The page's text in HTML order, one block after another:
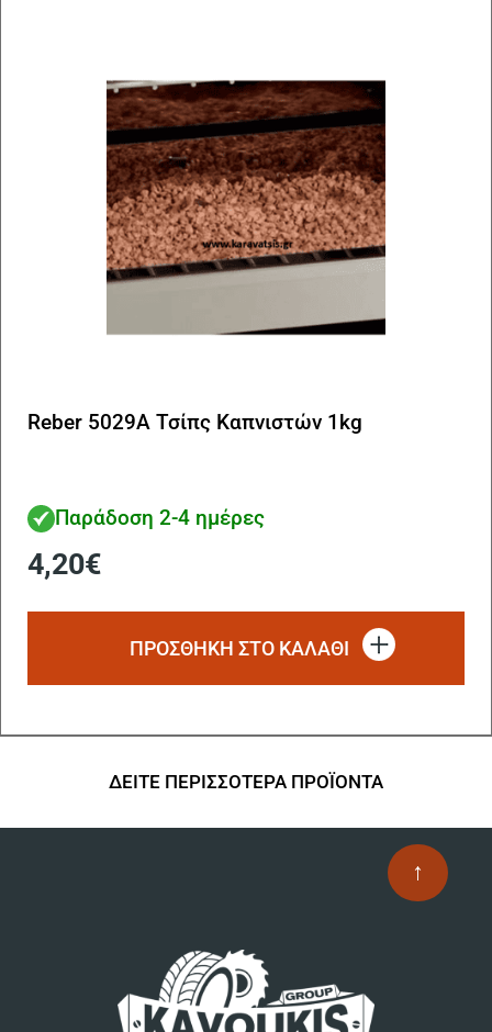
Reber 5029A Τσίπς Kαπνιστών 1kg
Παράδοση 2-4 ημέρες
4,20€
ΠΡΟΣΘΗΚΗ ΣΤΟ ΚΑΛΑΘΙ
ΔΕΙΤΕ ΠΕΡΙΣΣΟΤΕΡΑ ΠΡΟΪΟΝΤΑ
↑